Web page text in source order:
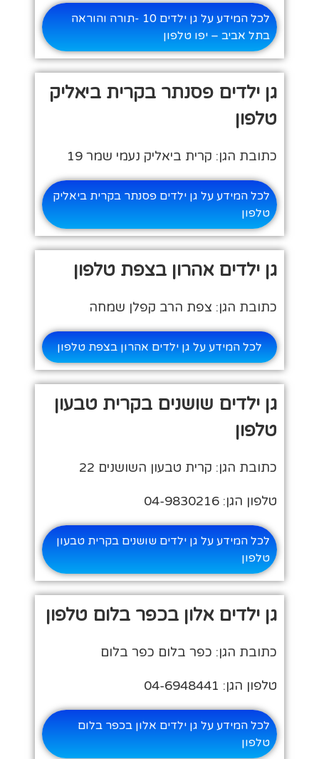
לכל המידע על גן ילדים 10 -תורה והוראה
בתל אביב – יפו טלפון
גן ילדים פסנתר בקרית ביאליק
טלפון
כתובת הגן: קרית ביאליק נעמי שמר 19
לכל המידע על גן ילדים פסנתר בקרית ביאליק
טלפון
גן ילדים אהרון בצפת טלפון
כתובת הגן: צפת הרב קפלן שמחה
לכל המידע על גן ילדים אהרון בצפת טלפון
גן ילדים שושנים בקרית טבעון
טלפון
כתובת הגן: קרית טבעון השושנים 22
טלפון הגן: 04-9830216
לכל המידע על גן ילדים שושנים בקרית טבעון
טלפון
גן ילדים אלון בכפר בלום טלפון
כתובת הגן: כפר בלום כפר בלום
טלפון הגן: 04-6948441
לכל המידע על גן ילדים אלון בכפר בלום
טלפון